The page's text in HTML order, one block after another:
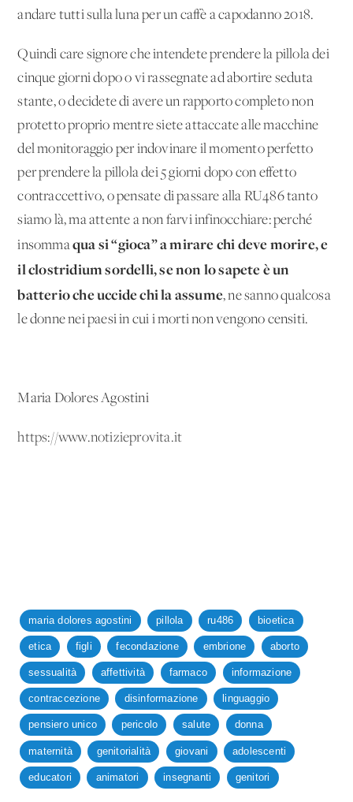
andare tutti sulla luna per un caffè a capodanno 2018.
Quindi care signore che intendete prendere la pillola dei
cinque giorni dopo o vi rassegnate ad abortire seduta
stante, o decidete di avere un rapporto completo non
protetto proprio mentre siete attaccate alle macchine
del monitoraggio per indovinare il momento perfetto
per prendere la pillola dei 5 giorni dopo con effetto
contraccettivo, o pensate di passare alla RU486 tanto
siamo là, ma attente a non farvi infinocchiare: perché
insommaqua si “gioca” a mirare chi deve morire, e
il clostridium sordelli, se non lo sapete è un
batterio che uccide chi la assume, ne sanno qualcosa
le donne nei paesi in cui i morti non vengono censiti.
Maria Dolores Agostini
https://www.notizieprovita.it
maria dolores agostini pillola ru486 bioetica
etica figli fecondazione embrione aborto
sessualità affettività farmaco informazione
contraccezione disinformazione linguaggio
pensiero unico pericolo salute donna
maternità genitorialità giovani adolescenti
educatori animatori insegnanti genitori